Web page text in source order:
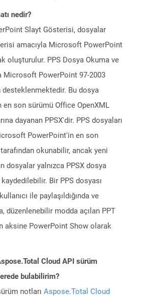
nedir?
Slayt Gösterisi, dosyalar
amacıyla Microsoft PowerPoint
oluşturulur. PPS Dosya Okuma ve
Microsoft PowerPoint 97-2003
desteklenmektedir. Bu dosya
en son sürümü Office OpenXML
dayanan PPSX'dir. PPS dosyaları
PowerPoint'in en son
okunabilir, ancak yeni
dosyalar yalnızca PPSX dosya
Bir PPS dosyası
ile paylaşıldığında ve
düzenlenebilir modda açılan PPT
aksine PowerPoint Show olarak
Cloud API sürüm
bulabilirim?
notları Aspose.Total Cloud